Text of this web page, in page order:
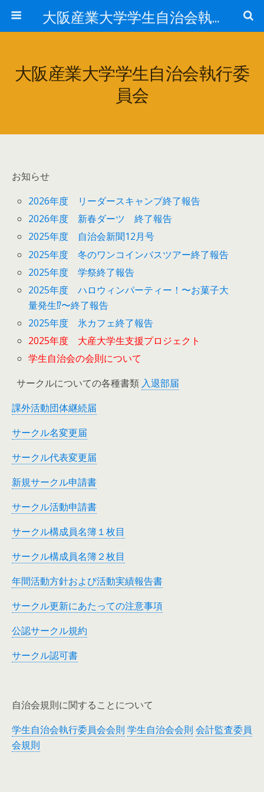
大阪産業大学学生自治会執行委員会
大阪産業大学学生自治会執行委
員会
お知らせ
2026年度 リーダースキャンプ終了報告
2026年度 新春ダーツ 終了報告
2025年度 自治会新聞12月号
2025年度 冬のワンコインバスツアー終了報告
2025年度 学祭終了報告
2025年度 ハロウィンパーティー！〜お菓子大
量発生⁉︎〜終了報告
2025年度 氷カフェ終了報告
2025年度 大産大学生支援プロジェクト
学生自治会の会則について
サークルについての各種書類 入退部届
課外活動団体継続届
サークル名変更届
サークル代表変更届
新規サークル申請書
サークル活動申請書
サークル構成員名簿１枚目
サークル構成員名簿２枚目
年間活動方針および活動実績報告書
サークル更新にあたっての注意事項
公認サークル規約
サークル認可書
自治会規則に関することについて
学生自治会執行委員会会則 学生自治会会則 会計監査委員
会規則